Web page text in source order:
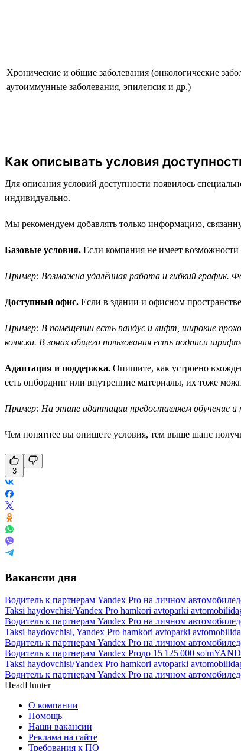
Хронические и общие заболевания (онкологические
аутоиммунные заболевания, эпилепсия и др.)
Как описывать условия
Для описания условий доступности появилось
индивидуально.
Мы рекомендуем добавлять только информацию,
Базовые условия. Если компания не имеет возможности
Пример: Возможна удалённая работа и гибкий график.
Доступный офис. Если в здании и офисном
Пример: В помещении есть пандус и лифт, широкие
коляски. В зонах общего пользования есть подписи
Адаптация и поддержка. Опишите, как устроено
есть онбординг или внутренние материалы, их тоже
Пример: На этапе адаптации предоставляем обучение и
Чем понятнее вы опишете условия, тем выше шанс
3
Вакансии дня
Водитель к партнерам Yandex Pro на личном автомобиле
Taksi haydovchisi/Yandex Pro hamkori avtoparki
Водитель к партнерам Yandex Pro на личном автомобиле
Taksi haydovchisi, Yandex Pro hamkori avtoparki
Водитель к партнерам Yandex Pro на личном автомобиле
Водитель к партнерам Yandex Proдо 15 125 000 so'm
Taksi haydovchisi/Yandex Pro hamkori avtoparki
Водитель к партнерам Yandex Pro на личном автомобиле
HeadHunter
О компании
Помощь
Наши вакансии
Реклама на сайте
Требования к ПО